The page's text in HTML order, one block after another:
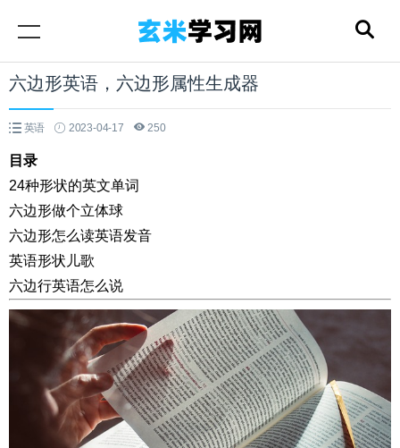
六边形英语，六边形属性生成器
英语 2023-04-17 250
目录
24种形状的英文单词
六边形做个立体球
六边形怎么读英语发音
英语形状儿歌
六边行英语怎么说